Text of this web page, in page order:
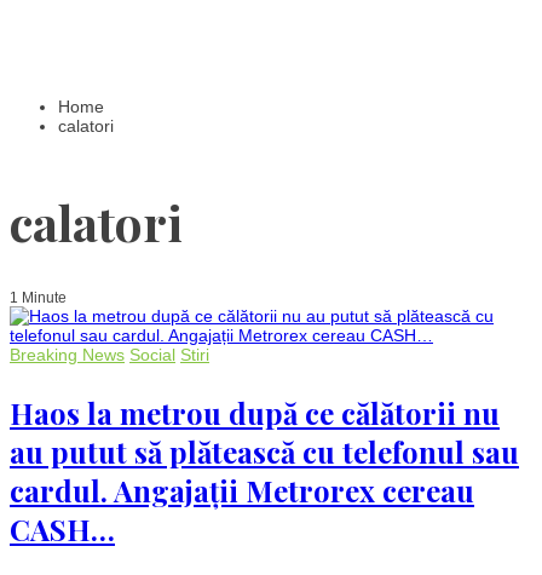
Home
calatori
calatori
1 Minute
Breaking News Social Stiri
Haos la metrou după ce călătorii nu
au putut să plătească cu telefonul sau
cardul. Angajații Metrorex cereau
CASH…